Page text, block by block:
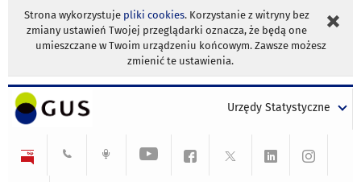
Strona wykorzystuje pliki cookies. Korzystanie z witryny bez
zmiany ustawień Twojej przeglądarki oznacza, że będą one
umieszczane w Twoim urządzeniu końcowym. Zawsze możesz
zmienić te ustawienia.
Urzędy Statystyczne